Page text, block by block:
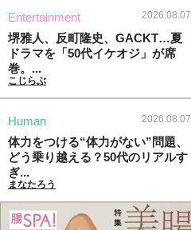
Entertainment 2026.08.07
堺雅人、反町隆史、GACKT…夏
ドラマを「50代イケオジ」が席
巻。...
こじらぶ
Human 2026.08.07
体力をつける“体力がない”問題、
どう乗り越える？50代のリアルす
ぎ...
まなたろう